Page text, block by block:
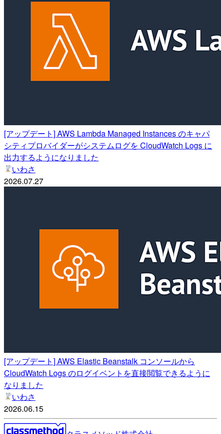
[アップデート] AWS Lambda Managed Instances のキャパ
シティプロバイダーがシステムログを CloudWatch Logs に
出力するようになりました
いわさ
2026.07.27
[アップデート] AWS Elastic Beanstalk コンソールから
CloudWatch Logs のログイベントを直接閲覧できるように
なりました
いわさ
2026.06.15